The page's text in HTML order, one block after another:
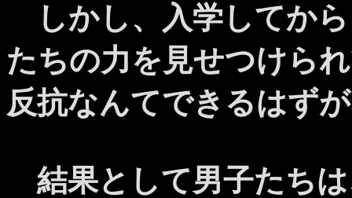
しかし、入学してか
たちの力を見せつけら
反抗なんてできるはず
結果として男子たち